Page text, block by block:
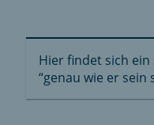
Hier findet sich
“genau wie er sein